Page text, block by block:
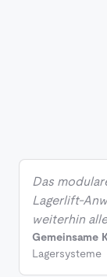
Das
Lagerlift-
weiterhin
Gemeinsame
Lagersysteme